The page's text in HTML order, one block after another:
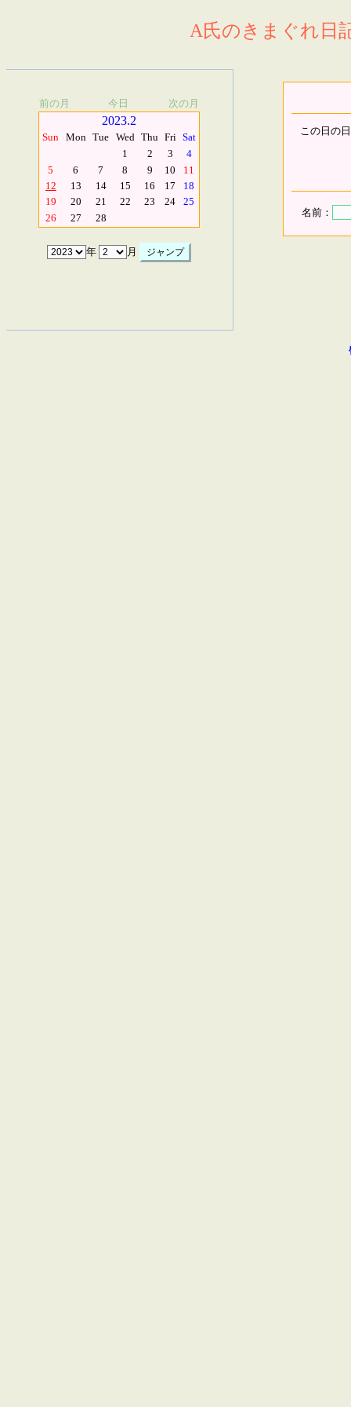
A氏のきまぐれ日
前の月 今日 次の月
2023.2
Sun Mon Tue Wed Thu Fri Sat
1
2 3
4
5
6 7 8 9 10
11
12
13 14 15 16 17
18
19
20 21 22 23 24
25
26
27 28
年 月
この日の
名前：